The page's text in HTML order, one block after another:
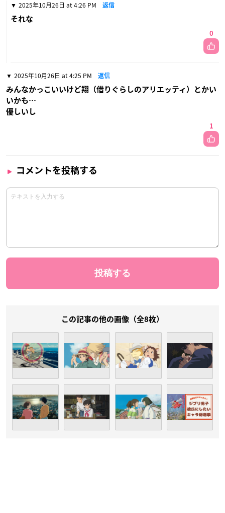
2025年10月26日 at 4:26 PM 返信
それな
0
2025年10月26日 at 4:25 PM 返信
みんなかっこいいけど翔（借りぐらしのアリエッティ）とかい
いかも…
優しいし
1
コメントを投稿する
この記事の他の画像（全8枚）